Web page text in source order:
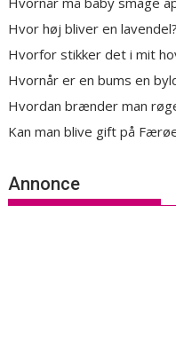
Hvor høj bliver en lavendel?
Hvorfor stikker det i mit
Hvornår er en bums en
Hvordan brænder man
Kan man blive gift på
Annonce